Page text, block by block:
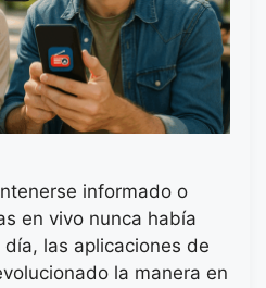
informado o
en vivo nunca había
las aplicaciones de
la manera en